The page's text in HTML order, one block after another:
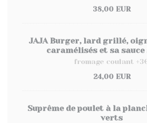
38,00 EUR
JAJA Burger, lard grillé,
caramélisés et sa sauce
fromage coulant
24,00 EUR
Suprême de poulet à la
verts